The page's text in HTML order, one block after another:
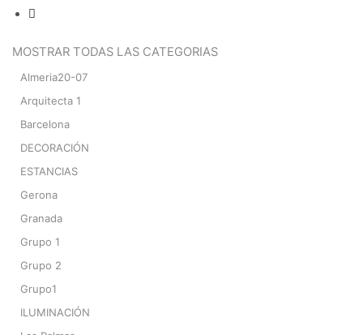
MOSTRAR TODAS LAS CATEGORIAS
Almeria20-07
Arquitecta 1
Barcelona
DECORACIÓN
ESTANCIAS
Gerona
Granada
Grupo 1
Grupo 2
Grupo1
ILUMINACIÓN